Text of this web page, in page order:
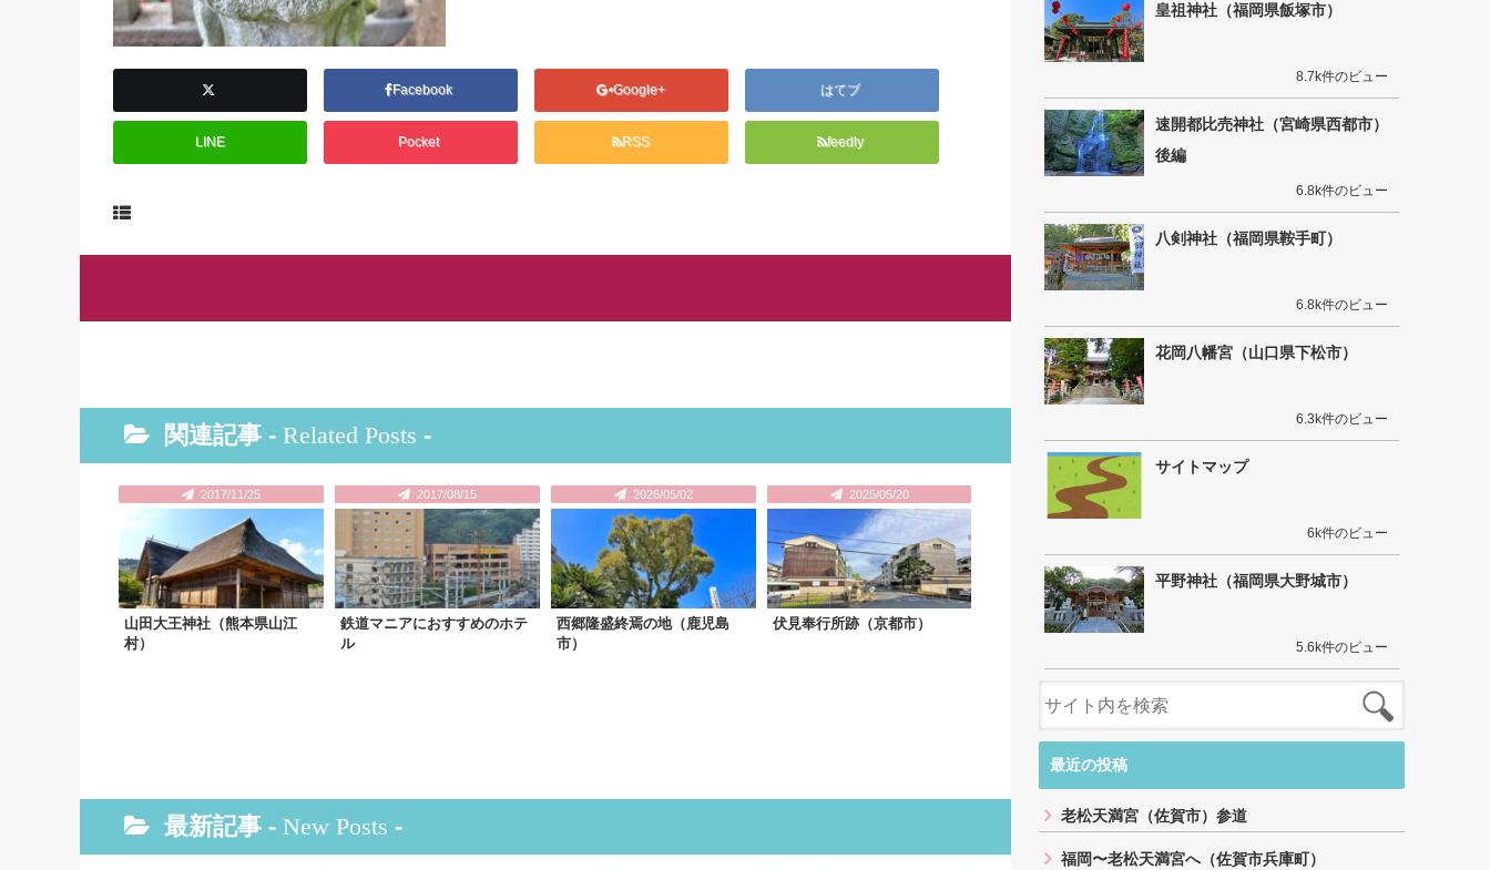
Facebook Google+ はてブ
LINE Pocket RSS feedly
関連記事 - Related Posts -
2017/11/25
山田大王神社（熊本県山江
村）
2017/08/15
鉄道マニアにおすすめのホテ
ル
2026/05/02
西郷隆盛終焉の地（鹿児島
市）
2025/05/20
伏見奉行所跡（京都市）
最新記事 - New Posts -
皇祖神社（福岡県飯塚市）
8.7k件のビュー
速開都比売神社（宮崎県西都市）
後編
6.8k件のビュー
八剣神社（福岡県鞍手町）
6.8k件のビュー
花岡八幡宮（山口県下松市）
6.3k件のビュー
サイトマップ
6k件のビュー
平野神社（福岡県大野城市）
5.6k件のビュー
最近の投稿
老松天満宮（佐賀市）参道
福岡〜老松天満宮へ（佐賀市兵庫町）